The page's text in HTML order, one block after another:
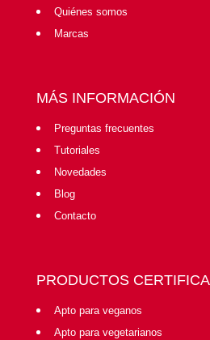
Quiénes somos
Marcas
MÁS INFORMACIÓN
Preguntas frecuentes
Tutoriales
Novedades
Blog
Contacto
PRODUCTOS
Apto para veganos
Apto para vegetarianos